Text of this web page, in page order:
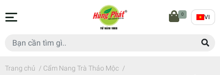
0 VI
Trang chủ / Cẩm Nang Trà Thảo Mộc /